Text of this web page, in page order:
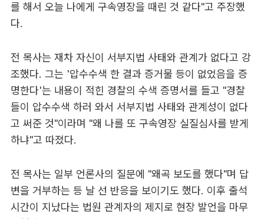
를 해서 오늘 나에게 구속영장을 때린 것 같다"고 주장했
다.
전 목사는 재차 자신이 서부지법 사태와 관계가 없다고 강
조했다. 그는 '압수수색 한 결과 증거물 등이 없었음을 증
명한다'는 내용이 적힌 경찰의 수색 증명서를 들고 "경찰
들이 압수수색 하러 와서 서부지법 사태와 관계성이 없다
고 써준 것"이라며 "왜 나를 또 구속영장 실질심사를 받게
하냐"고 따졌다.
전 목사는 일부 언론사의 질문에 "왜곡 보도를 했다"며 답
변을 거부하는 등 날 선 반응을 보이기도 했다. 이후 출석
시간이 지났다는 법원 관계자의 제지로 현장 발언을 마무